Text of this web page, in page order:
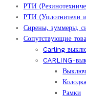
РТИ
РТИ (Уплотнители
Сирены, зуммеры,
Сопутствующие
Carling
CARLING-
Рамки